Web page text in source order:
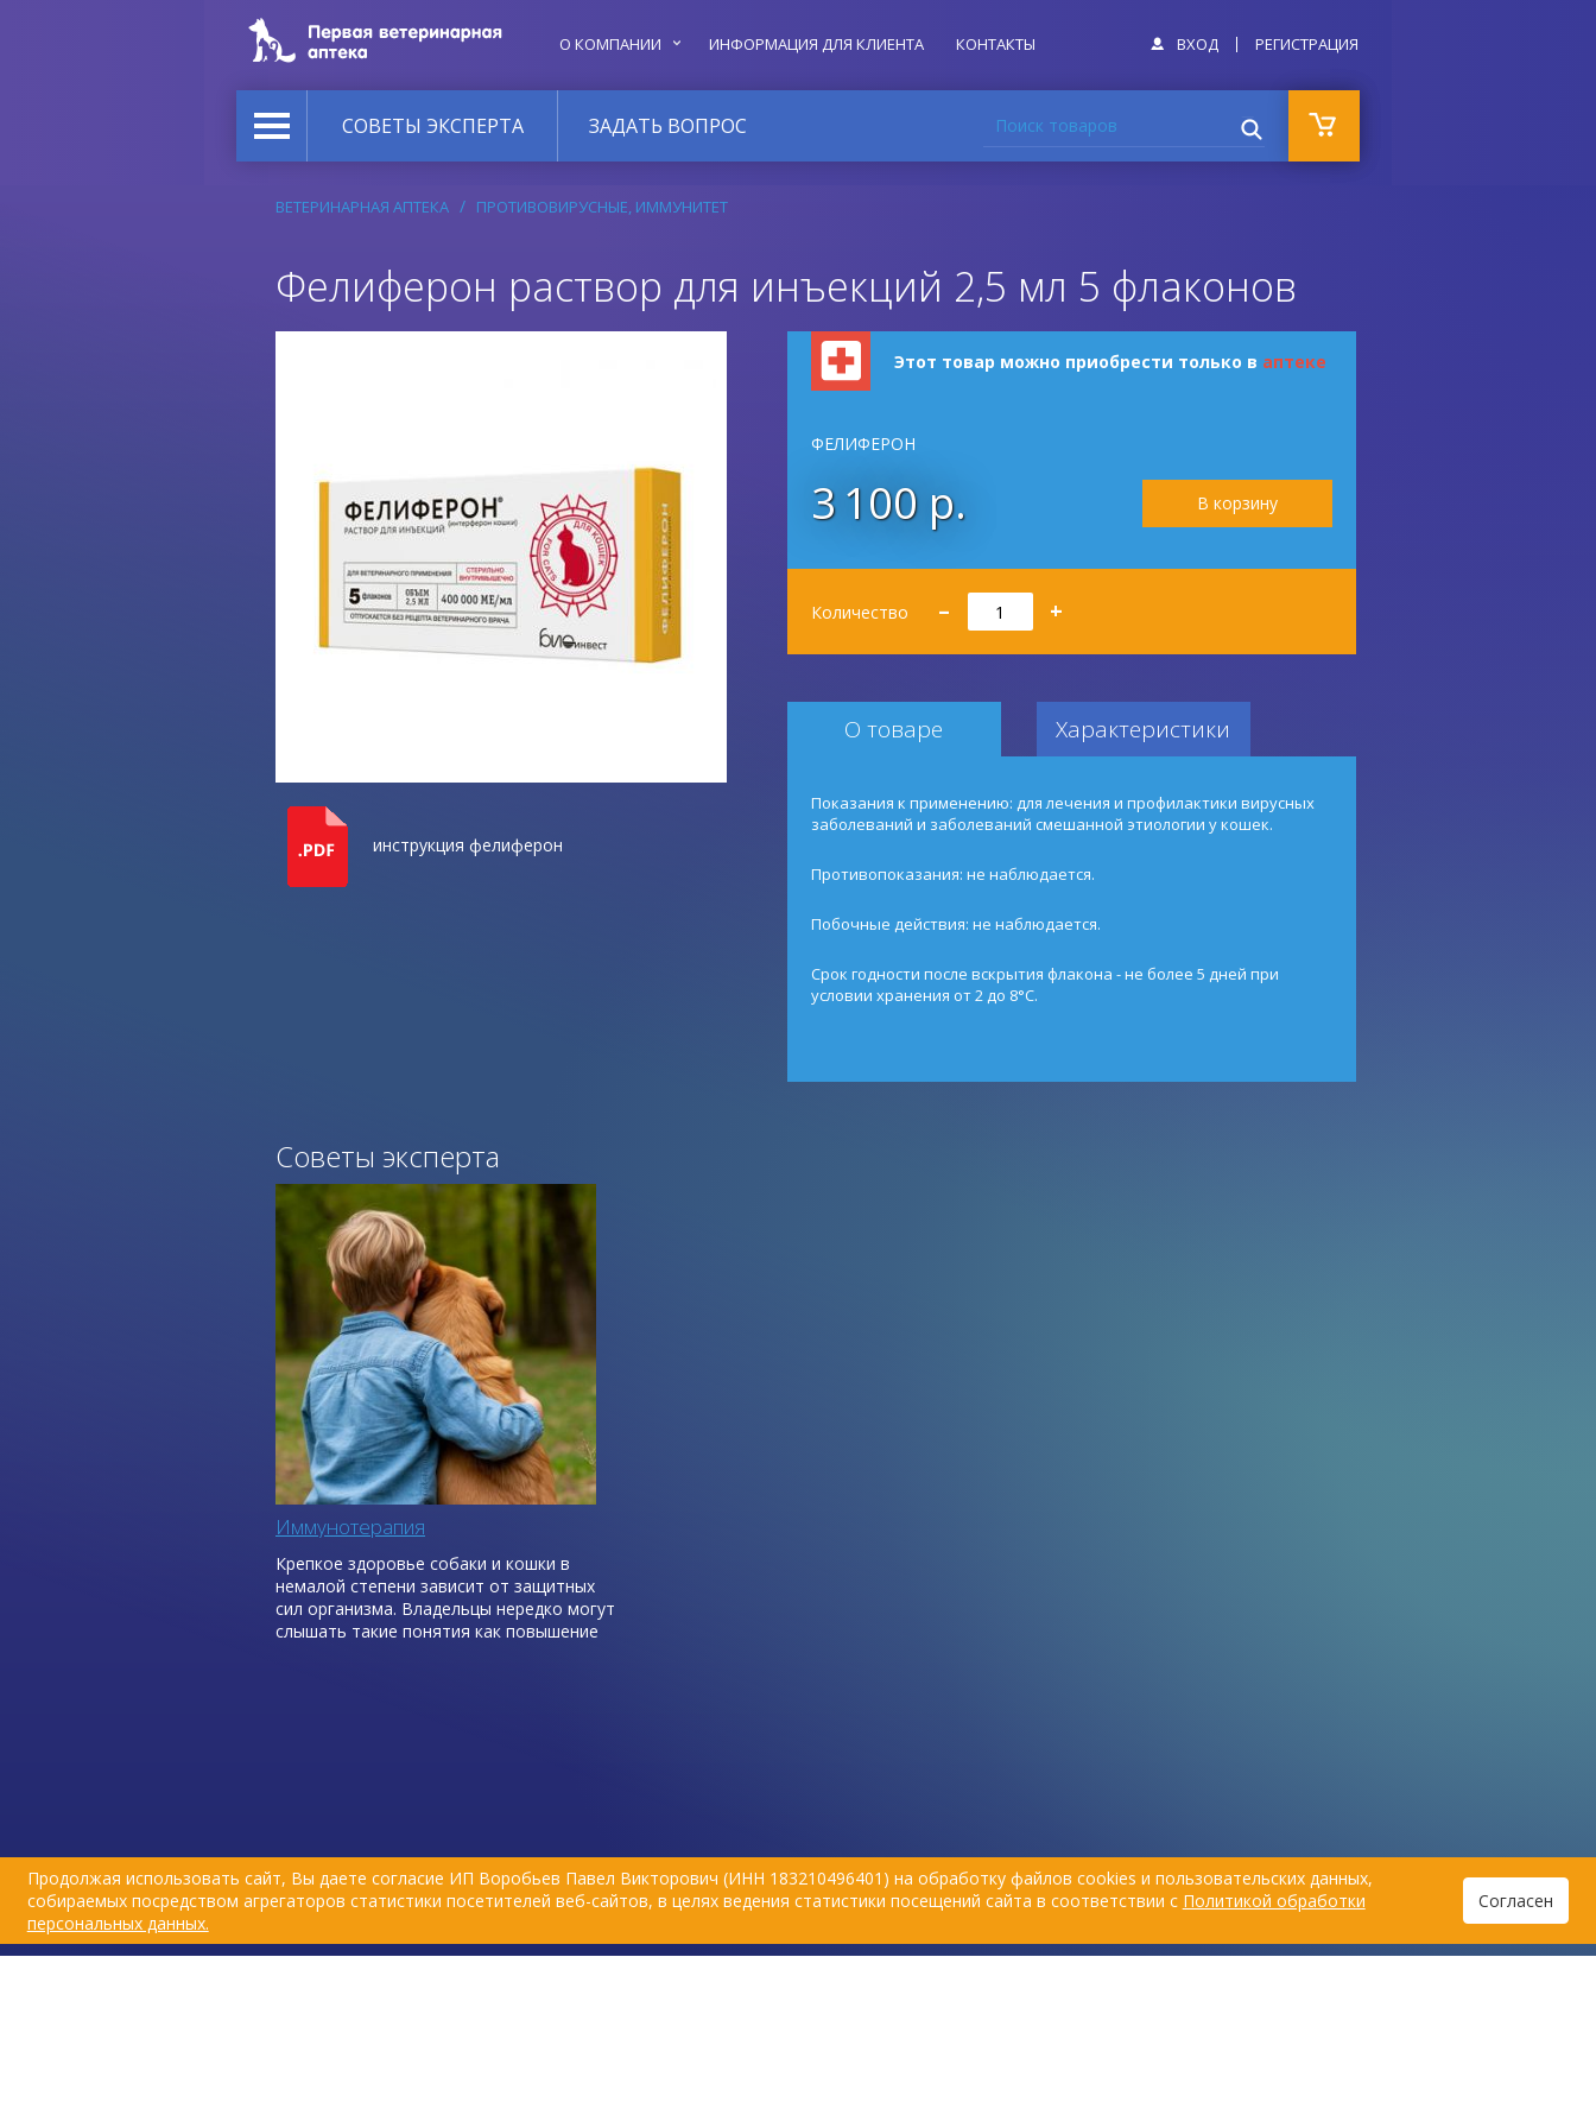
Продолжая использовать сайт, Вы даете согласие ИП Воробьев Павел Викторович (ИНН 183210496401) на обработку файлов cookies и пользовательских данных,
собираемых посредством агрегаторов статистики посетителей веб-сайтов, в целях ведения статистики посещений сайта в соответствии с Политикой обработки
персональных данных.
Согласен
О КОМПАНИИ ИНФОРМАЦИЯ ДЛЯ КЛИЕНТА КОНТАКТЫ ВХОД РЕГИСТРАЦИЯ
СОВЕТЫ ЭКСПЕРТА ЗАДАТЬ ВОПРОС Поиск товаров
ВЕТЕРИНАРНАЯ АПТЕКА ПРОТИВОВИРУСНЫЕ, ИММУНИТЕТ
Фелиферон раствор для инъекций 2,5 мл 5 флаконов
инструкция фелиферон
Этот товар можно приобрести только в аптеке
ФЕЛИФЕРОН
3 100 р.
Количество
Количество
– +
О товаре Характеристики
Показания к применению: для лечения и профилактики вирусных
заболеваний и заболеваний смешанной этиологии у кошек.
Противопоказания: не наблюдается.
Побочные действия: не наблюдается.
Срок годности после вскрытия флакона - не более 5 дней при
условии хранения от 2 до 8°С.
Советы эксперта
Иммунотерапия
Крепкое здоровье собаки и кошки в
немалой степени зависит от защитных
сил организма. Владельцы нередко могут
слышать такие понятия как повышение
которые воздействуют на иммунитет
животного, стимулируя его.